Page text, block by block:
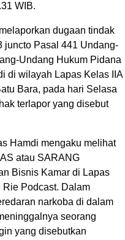
WIB.
dugaan tindak
juncto Pasal 441 Undang-
Undang Hukum Pidana
di wilayah Lapas Kelas IIA
Bara, pada hari Selasa
terlapor yang disebut
Hamdi mengaku melihat
atau SARANG
Bisnis Kamar di Lapas
Rie Podcast. Dalam
narkoba di dalam
seorang
yang disebutkan